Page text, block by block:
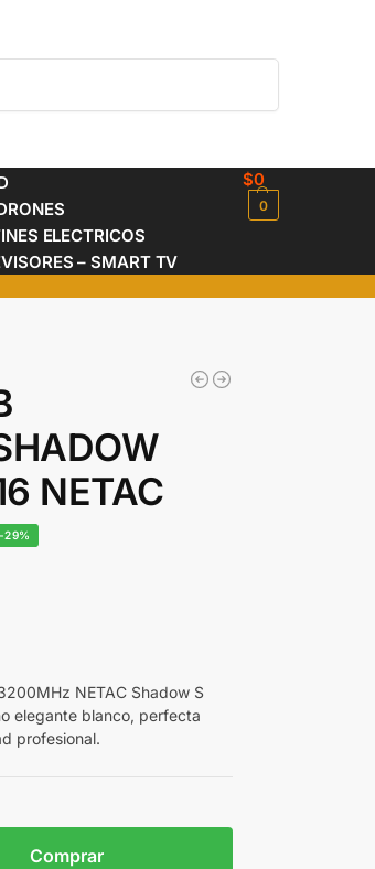
ELECTRICOS
– SMART TV
$0
0
NETAC
-29%
NETAC Shadow S
elegante blanco, perfecta
profesional.
Comprar